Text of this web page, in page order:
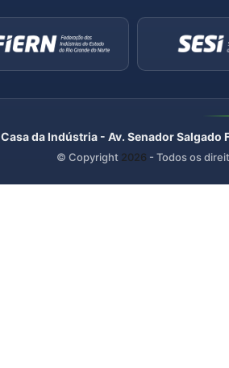
Casa da Indústria - Av. Senador
© Copyright 2026 - Todos os